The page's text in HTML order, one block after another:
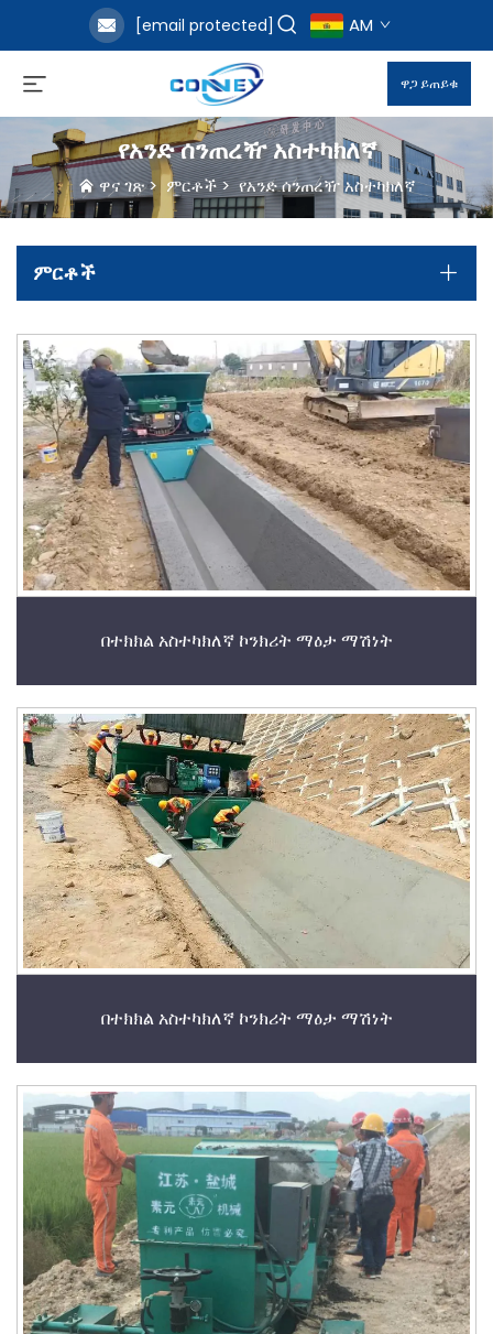
[email protected] AM
ዋጋ ይጠይቁ
የአንድ ሰንጠረዥ አስተካክለኛ
ዋና ገጽ> ምርቶች>የአንድ ሰንጠረዥ አስተካክለኛ
ምርቶች
በተክክል አስተካክለኛ ኮንክሪት ማዕታ ማሽነት
በተክክል አስተካክለኛ ኮንክሪት ማዕታ ማሽነት